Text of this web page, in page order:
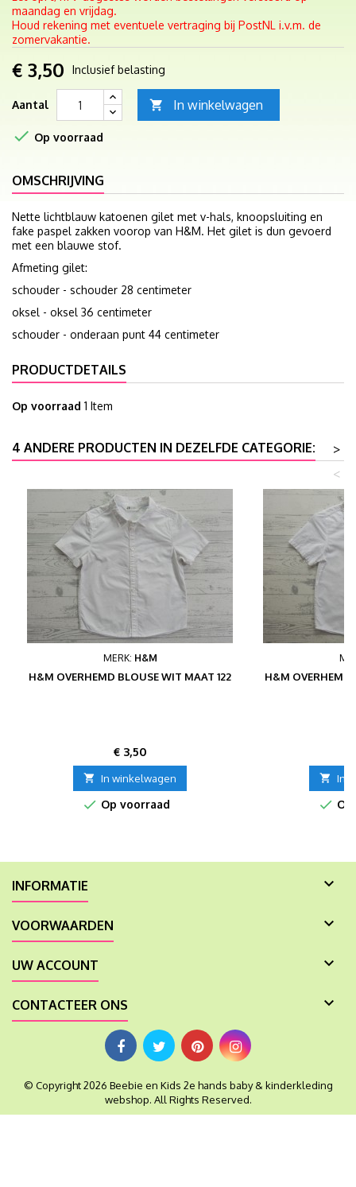
maandag en vrijdag.
Houd rekening met eventuele vertraging bij PostNL i.v.m. de
zomervakantie.
€ 3,50 Inclusief belasting
Aantal  In winkelwagen
 Op voorraad
OMSCHRIJVING
Nette lichtblauw katoenen gilet met v-hals, knoopsluiting en
fake paspel zakken voorop van H&M. Het gilet is dun gevoerd
met een blauwe stof.
Afmeting gilet:
schouder - schouder 28 centimeter
oksel - oksel 36 centimeter
schouder - onderaan punt 44 centimeter
PRODUCTDETAILS
Op voorraad 1 Item
4 ANDERE PRODUCTEN IN DEZELFDE CATEGORIE:
>
<
MERK: H&M
H&M OVERHEMD BLOUSE WIT MAAT 122
Prijs
€ 3,50
 In winkelwagen
 Op voorraad
H&M OVERHEMD
 In

INFORMATIE 
VOORWAARDEN 
UW ACCOUNT 
CONTACTEER ONS 
© Copyright 2026 Beebie en Kids 2e hands baby & kinderkleding
webshop. All Rights Reserved.